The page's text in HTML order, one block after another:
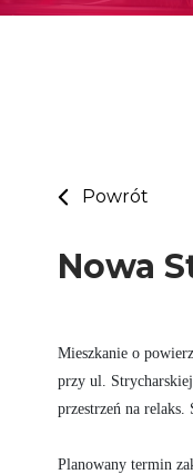
Powrót
Nowa
Mieszkanie o
przy ul.
przestrzeń na
Planowany termin